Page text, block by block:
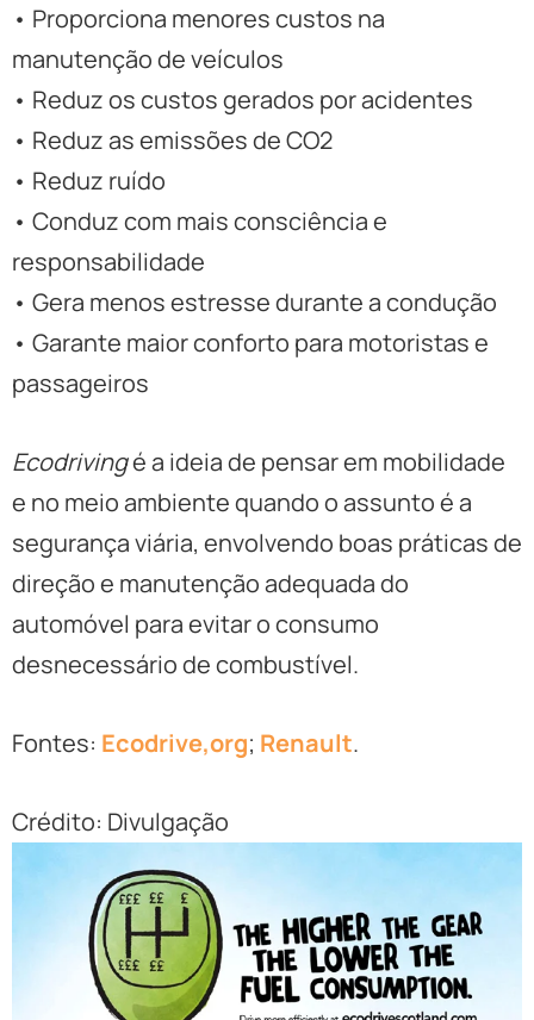
• Proporciona menores custos na
manutenção de veículos
• Reduz os custos gerados por acidentes
• Reduz as emissões de CO2
• Reduz ruído
• Conduz com mais consciência e
responsabilidade
• Gera menos estresse durante a condução
• Garante maior conforto para motoristas e
passageiros
Ecodrivingé a ideia de pensar em mobilidade
e no meio ambiente quando o assunto é a
segurança viária, envolvendo boas práticas de
direção e manutenção adequada do
automóvel para evitar o consumo
desnecessário de combustível.
Fontes: Ecodrive,org; Renault.
Crédito: Divulgação